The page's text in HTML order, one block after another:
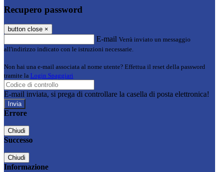
Recupero password
button close ×
E-mail Verrà inviato un messaggio
all'indirizzo indicato con le istruzioni necessarie.
Non hai una e-mail associata al nome utente? Effettua il reset della password
tramite la Login Spaggiari
E-mail inviata, si prega di controllare la casella di posta elettronica!
Errore
Chiudi
Successo
Chiudi
Informazione